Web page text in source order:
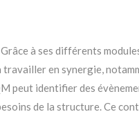
à ses différents
travailler en synergie,
peut identifier des
de la structure. Ce